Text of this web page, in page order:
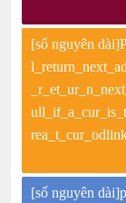
[số nguyên
[số nguyên